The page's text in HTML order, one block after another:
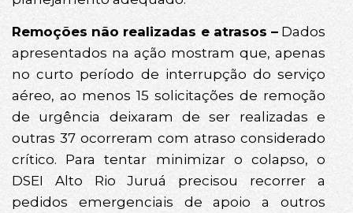
Remoções não realizadas e atrasos –Dados
apresentados na ação mostram que, apenas
no curto período de interrupção do serviço
aéreo, ao menos 15 solicitações de remoção
de urgência deixaram de ser realizadas e
outras 37 ocorreram com atraso considerado
crítico. Para tentar minimizar o colapso, o
DSEI Alto Rio Juruá precisou recorrer a
pedidos emergenciais de apoio a outros